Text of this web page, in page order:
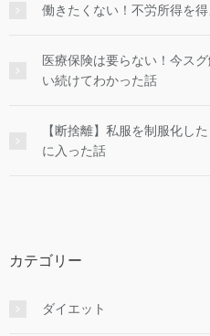
働きたくない！不労所得を
医療保険は要らない！今ス
い続けてわかった話
【断捨離】私服を制服化し
に入った話
カテゴリー
ダイエット